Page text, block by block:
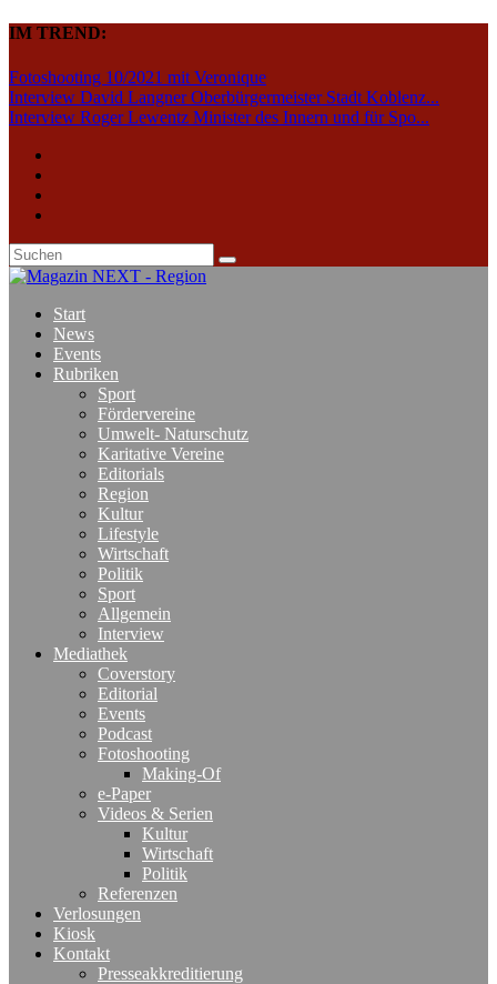
IM TREND:
Fotoshooting 10/2021 mit Veronique
Interview David Langner Oberbürgermeister Stadt Koblenz...
Interview Roger Lewentz Minister des Innern und für Spo...
Start
News
Events
Rubriken
Sport
Fördervereine
Umwelt- Naturschutz
Karitative Vereine
Editorials
Region
Kultur
Lifestyle
Wirtschaft
Politik
Sport
Allgemein
Interview
Mediathek
Coverstory
Editorial
Events
Podcast
Fotoshooting
Making-Of
e-Paper
Videos & Serien
Kultur
Wirtschaft
Politik
Referenzen
Verlosungen
Kiosk
Kontakt
Presseakkreditierung